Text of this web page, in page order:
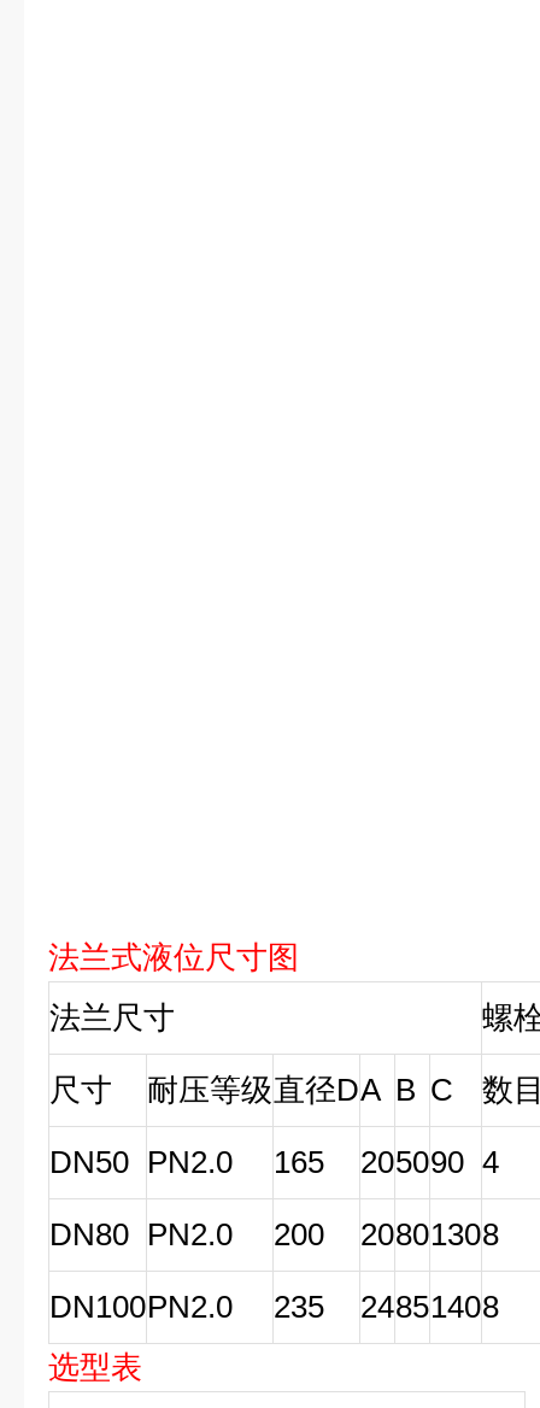
法兰式液位尺寸图
法兰尺寸
螺
尺寸
耐压等级直径DA B C
数
DN50 PN2.0 165 205090 4
DN80 PN2.0 200 20801308
DN100PN2.0 235 24851408
选型表